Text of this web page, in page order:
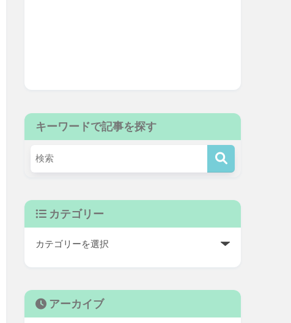
キーワードで記事を探す
カテゴリー
アーカイブ